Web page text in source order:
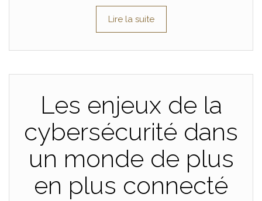
Lire la suite
Les enjeux de la
cybersécurité dans
un monde de plus
en plus connecté